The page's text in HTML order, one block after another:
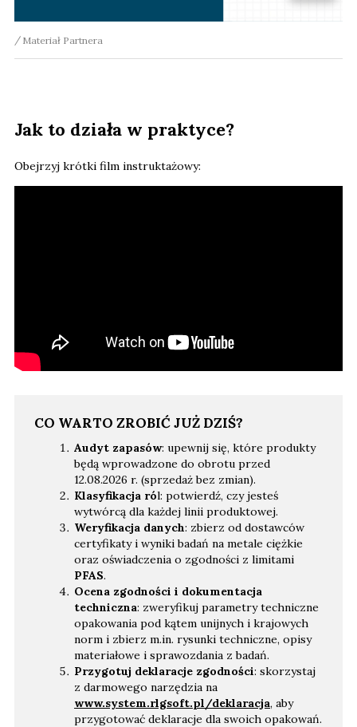
Materiał Partnera
Jak to działa w praktyce?
Obejrzyj krótki film instruktażowy:
CO WARTO ZROBIĆ JUŻ DZIŚ?
Audyt zapasów: upewnij się, które produkty
będą wprowadzone do obrotu przed
12.08.2026 r. (sprzedaż bez zmian).
Klasyfikacja ról: potwierdź, czy jesteś
wytwórcą dla każdej linii produktowej.
Weryfikacja danych: zbierz od dostawców
certyfikaty i wyniki badań na metale ciężkie
oraz oświadczenia o zgodności z limitami
PFAS.
Ocena zgodności i dokumentacja
techniczna: zweryfikuj parametry techniczne
opakowania pod kątem unijnych i krajowych
norm i zbierz m.in. rysunki techniczne, opisy
materiałowe i sprawozdania z badań.
Przygotuj deklaracje zgodności: skorzystaj
z darmowego narzędzia na
www.system.rlgsoft.pl/deklaracja, aby
przygotować deklaracje dla swoich opakowań.